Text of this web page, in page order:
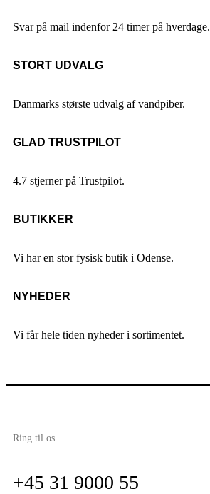
Svar på mail indenfor 24 timer på hverdage.
STORT UDVALG
Danmarks største udvalg af vandpiber.
GLAD TRUSTPILOT
4.7 stjerner på Trustpilot.
BUTIKKER
Vi har en stor fysisk butik i Odense.
NYHEDER
Vi får hele tiden nyheder i sortimentet.
Ring til os
+45 31 9000 55